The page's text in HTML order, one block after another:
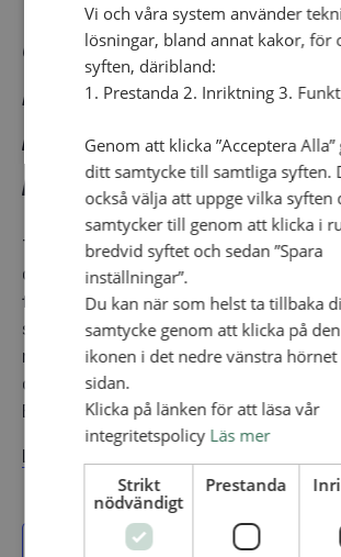
OBS! vårens
Barnkörläger
hösten 2021
info kommer.
Till våren erbjuder SAU Barnkörläger
ca 10 platser samtidigt. På varje läger
finnas ca 50 barn och ledare. Dagen
som en vanlig barnkörlägerlördag
många nya sånger, uteaktiviteter, god
och mysfikat. Efter mysfikat, ca kl.
Barnkörlägret slut.
Läs mer om lägret här!
Lägg till i kalender
Vi och våra system använder
lösningar, bland annat kakor, för
syften, däribland:
1. Prestanda 2. Inriktning 3.
Genom att klicka ”Acceptera Alla”
ditt samtycke till samtliga syften.
också välja att uppge vilka syften
samtycker till genom att klicka i
bredvid syftet och sedan ”Spara
inställningar”.
Du kan när som helst ta tillbaka
samtycke genom att klicka på
ikonen i det nedre vänstra hörnet
sidan.
Klicka på länken för att läsa vår
integritetspolicy Läs mer
Strikt
nödvändigt
Prestanda